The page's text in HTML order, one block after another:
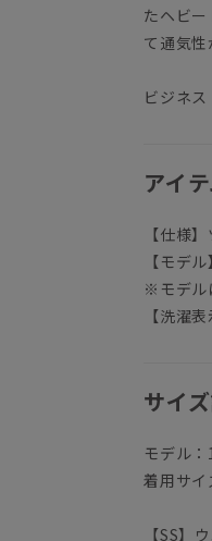
たヘビ
て通気
ビジネ
アイ
【仕様
【モデ
※モデル
【洗濯
サイ
モデル
着用サイ
【SS】